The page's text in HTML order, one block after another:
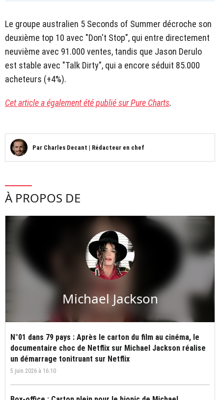
Le groupe australien 5 Seconds of Summer décroche son
deuxième top 10 avec "Don't Stop", qui entre directement
neuvième avec 91.000 ventes, tandis que Jason Derulo
est stable avec "Talk Dirty", qui a encore séduit 85.000
acheteurs (+4%).
Cet article a également été publié sur Pure Charts.
Par Charles Decant | Rédacteur en chef
À PROPOS DE
Michael Jackson
N°01 dans 79 pays : Après le carton du film au cinéma, le
documentaire choc de Netflix sur Michael Jackson réalise
un démarrage tonitruant sur Netflix
5 juin 2026 à 16:10